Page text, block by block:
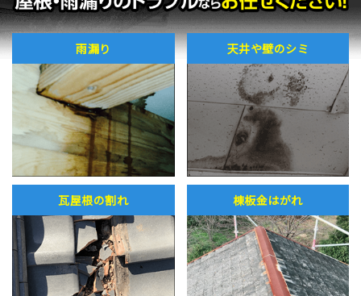
雨漏り 天井や壁のシミ
瓦屋根の割れ 棟板金はがれ